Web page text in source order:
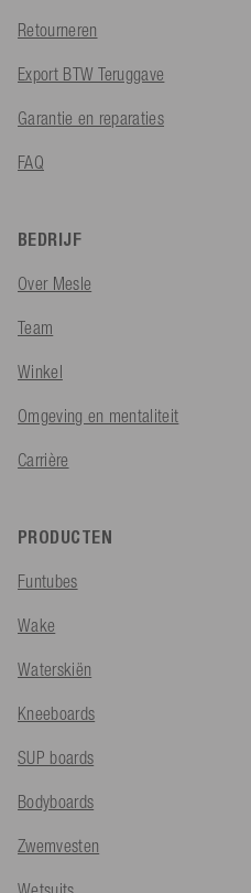
Retourneren
Export BTW Teruggave
Garantie en reparaties
FAQ
BEDRIJF
Over Mesle
Team
Winkel
Omgeving en mentaliteit
Carrière
PRODUCTEN
Funtubes
Wake
Waterskiën
Kneeboards
SUP boards
Bodyboards
Zwemvesten